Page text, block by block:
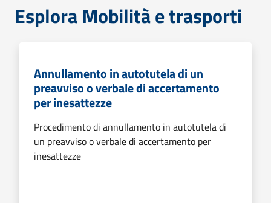
Esplora Mobilità e trasporti
Annullamento in autotutela di un
preavviso o verbale di accertamento
per inesattezze
Procedimento di annullamento in autotutela di
un preavviso o verbale di accertamento per
inesattezze